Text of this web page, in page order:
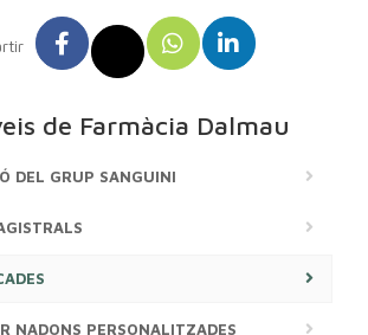
de Farmàcia Dalmau
DEL GRUP SANGUINI
NADONS PERSONALITZADES